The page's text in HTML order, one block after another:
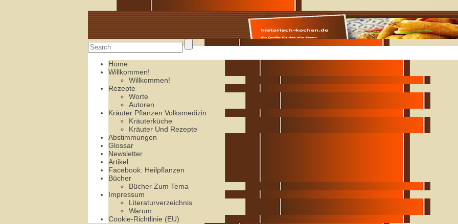
Alte Rezepte online
Home
Willkommen!
Willkommen!
Rezepte
Worte
Autoren
Kräuter Pflanzen Volksmedizin
Kräuterküche
Kräuter Und Rezepte
Abstimmungen
Glossar
Newsletter
Artikel
Facebook: Heilpflanzen
Bücher
Bücher Zum Tema
Impressum
Literaturverzeichnis
Warum
Cookie-Richtlinie (EU)